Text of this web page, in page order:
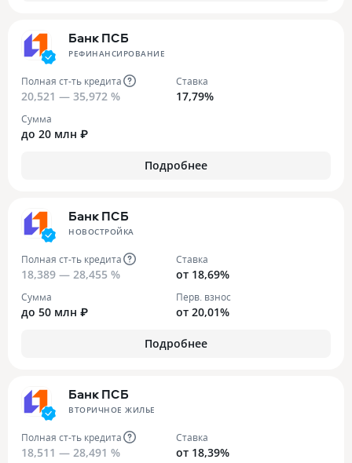
Банк ПСБ
РЕФИНАНСИРОВАНИЕ
Полная ст-ть кредита
20,521 — 35,972 %
Ставка
17,79%
Сумма
до 20 млн ₽
Подробнее
Банк ПСБ
НОВОСТРОЙКА
Полная ст-ть кредита
18,389 — 28,455 %
Ставка
от 18,69%
Сумма
до 50 млн ₽
Перв. взнос
от 20,01%
Подробнее
Банк ПСБ
ВТОРИЧНОЕ ЖИЛЬЕ
Полная ст-ть кредита
18,511 — 28,491 %
Ставка
от 18,39%